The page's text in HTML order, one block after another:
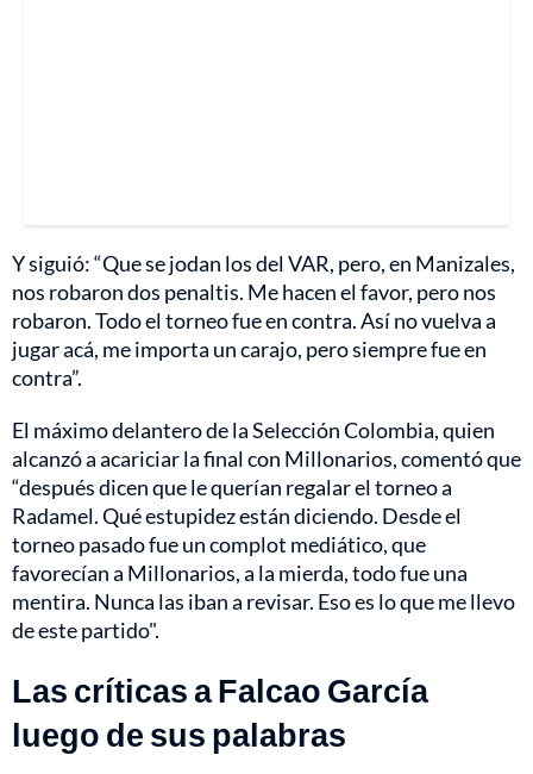
Y siguió: “Que se jodan los del VAR, pero, en Manizales,
nos robaron dos penaltis. Me hacen el favor, pero nos
robaron. Todo el torneo fue en contra. Así no vuelva a
jugar acá, me importa un carajo, pero siempre fue en
contra”.
El máximo delantero de la Selección Colombia, quien
alcanzó a acariciar la final con Millonarios, comentó que
“después dicen que le querían regalar el torneo a
Radamel. Qué estupidez están diciendo. Desde el
torneo pasado fue un complot mediático, que
favorecían a Millonarios, a la mierda, todo fue una
mentira. Nunca las iban a revisar. Eso es lo que me llevo
de este partido".
Las críticas a Falcao García
luego de sus palabras